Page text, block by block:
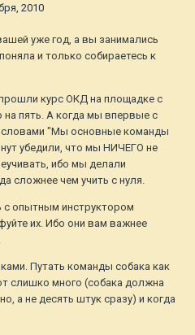
2010
уже год, а вы занимались
и только собираетесь к
курс ОКД на площадке с
пять. А когда мы впервые с
словами "Мы основные команды
убедили, что мы НИЧЕГО не
ибо мы делали
сложнее чем учить с нуля.
с опытным инструктором
их. Ибо они вам важнее
Путать команды собака как
слишко много (собака должна
а не десять штук сразу) и когда